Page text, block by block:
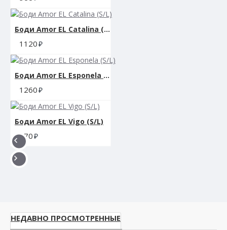
Боди Amor EL Catalina (S/L)
1120
Боди Amor EL Esponela (S/L)
1260
Боди Amor EL Vigo (S/L)
870
НЕДАВНО ПРОСМОТРЕННЫЕ